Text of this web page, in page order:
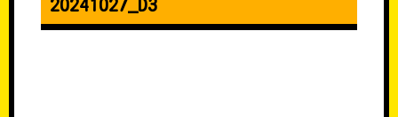
20241027_D3